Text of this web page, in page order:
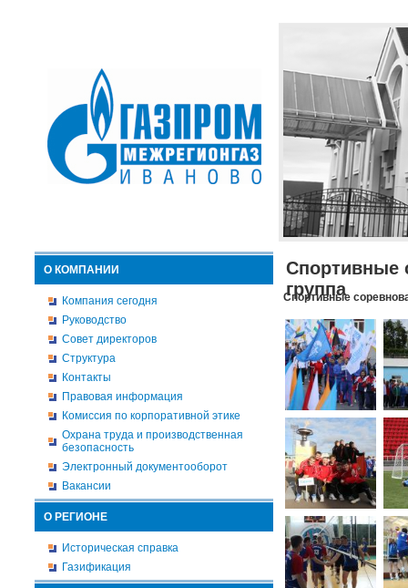
О КОМПАНИИ
Компания сегодня
Руководство
Совет директоров
Структура
Контакты
Правовая информация
Комиссия по корпоративной этике
Охрана труда и производственная
безопасность
Электронный документооборот
Вакансии
О РЕГИОНЕ
Историческая справка
Газификация
Спортивные
группа
Спортивные